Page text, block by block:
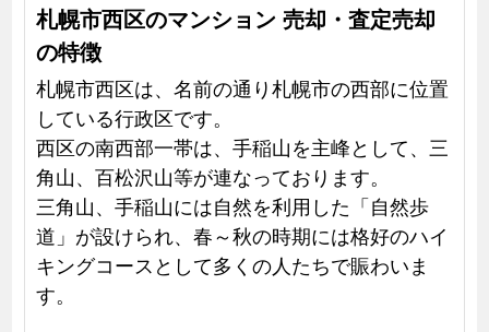
札幌市西区のマンション 売却・査定売却
の特徴
札幌市西区は、名前の通り札幌市の西部に位置
している行政区です。
西区の南西部一帯は、手稲山を主峰として、三
角山、百松沢山等が連なっております。
三角山、手稲山には自然を利用した「自然歩
道」が設けられ、春～秋の時期には格好のハイ
キングコースとして多くの人たちで賑わいま
す。